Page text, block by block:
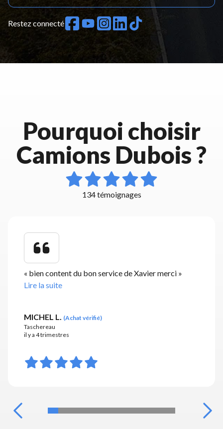
Restez connecté
Pourquoi choisir
Camions Dubois ?
134 témoignages
« bien content du bon service de Xavier merci »
Lire la suite
MICHEL L. (Achat vérifié)
Taschereau
il y a 4 trimestres